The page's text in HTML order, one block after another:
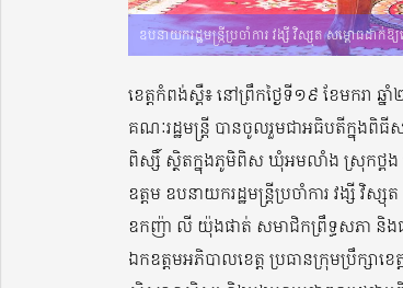
ឧបនាយករដ្ឋមន្ក្រីប្រចាំការ វង្សី វិស្សុត សម្ពោធដា
ខេត្តកំពង់ស្ពឺ៖ នៅព្រឹកថ្ងៃទី១៩ ខែមករា ឆ្ន
គណៈរដ្ឋមន្ត្រី បានចូលរួមជាអធិបតីក្នុងពិធី
ពិស្សិ៍ ស្ថិតក្នុងភូមិពិស ឃុំអមលាំង ស្រុកថ្ពង
ឧត្តម ឧបនាយករដ្ឋមន្ត្រីប្រចាំការ វង្សី
ឧកញ៉ា លី យ៉ុងផាត់ សមាជិកព្រឹទ្ធសភា និងជ
ឯកឧត្តមអភិបាលខេត្ត ប្រធានក្រុមប្រឹក្សាខេ